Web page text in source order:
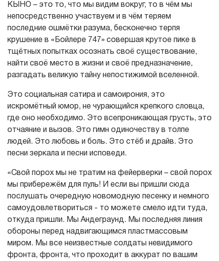
КЫНО – это то, что мы видим вокруг, то в чём мы
непосредственно участвуем и в чём теряем
последние ошмётки разума, бесконечно терпя
крушение в «Бойлере 747» совершая крутое пике в
тщётных попытках осознать своё существование,
найти своё место в жизни и своё предназначение,
разгадать великую тайну непостижимой вселенной.
Это социальная сатира и самоирония, это
искромётный юмор, не чурающийся крепкого словца,
где оно необходимо. Это всепроникающая грусть, это
отчаяние и вызов. Это гимн одиночеству в толпе
людей. Это любовь и боль. Это стёб и драйв. Это
песни зеркала и песни исповеди.
«Свой порох мы не тратим на фейерверки – свой порох
мы прибережём для пуль! И если вы пришли сюда
послушать очередную новомодную песенку и немного
самоудовлетвориться - то можете смело идти туда,
откуда пришли. Мы Андеграунд. Мы последняя линия
обороны перед надвигающимся пластмассовым
миром. Мы все неизвестные солдаты невидимого
фронта, фронта, что проходит в аккурат по вашим